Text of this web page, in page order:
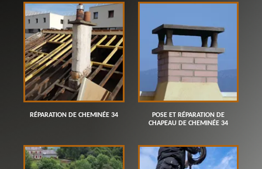
RÉPARATION DE CHEMINÉE 34
POSE ET RÉPARATION DE
CHAPEAU DE CHEMINÉE 34